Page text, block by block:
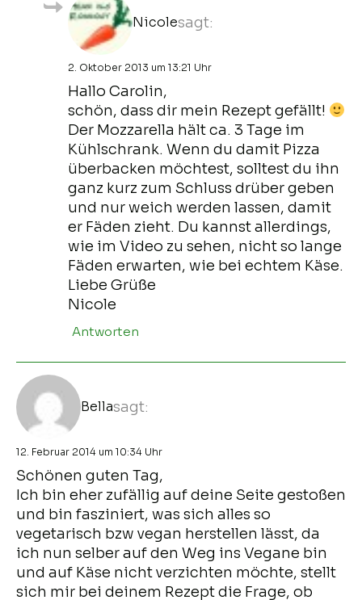
Nicolesagt:
2. Oktober 2013 um 13:21 Uhr
Hallo Carolin,
schön, dass dir mein Rezept gefällt!
Der Mozzarella hält ca. 3 Tage im
Kühlschrank. Wenn du damit Pizza
überbacken möchtest, solltest du ihn
ganz kurz zum Schluss drüber geben
und nur weich werden lassen, damit
er Fäden zieht. Du kannst allerdings,
wie im Video zu sehen, nicht so lange
Fäden erwarten, wie bei echtem Käse.
Liebe Grüße
Nicole
Antworten
Bellasagt:
12. Februar 2014 um 10:34 Uhr
Schönen guten Tag,
Ich bin eher zufällig auf deine Seite gestoßen
und bin fasziniert, was sich alles so
vegetarisch bzw vegan herstellen lässt, da
ich nun selber auf den Weg ins Vegane bin
und auf Käse nicht verzichten möchte, stellt
sich mir bei deinem Rezept die Frage, ob